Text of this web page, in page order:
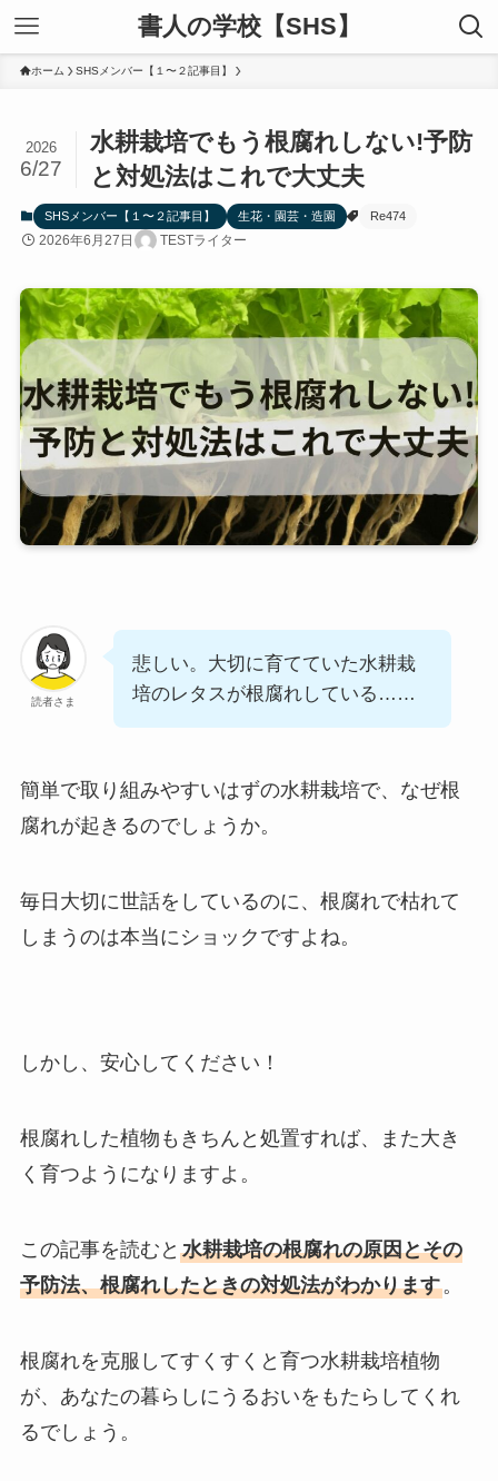
書人の学校【SHS】
ホーム SHSメンバー【１〜２記事目】
水耕栽培でもう根腐れしない!予防
と対処法はこれで大丈夫
2026
6/27
SHSメンバー【１〜２記事目】 生花・園芸・造園 Re474
2026年6月27日 TESTライター
読者さま
悲しい。大切に育てていた水耕栽
培のレタスが根腐れしている……
簡単で取り組みやすいはずの水耕栽培で、なぜ根
腐れが起きるのでしょうか。
毎日大切に世話をしているのに、根腐れで枯れて
しまうのは本当にショックですよね。
しかし、安心してください！
根腐れした植物もきちんと処置すれば、また大き
く育つようになりますよ。
この記事を読むと 水耕栽培の根腐れの原因とその
予防法、根腐れしたときの対処法がわかります。
根腐れを克服してすくすくと育つ水耕栽培植物
が、あなたの暮らしにうるおいをもたらしてくれ
るでしょう。